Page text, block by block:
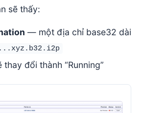
sẽ thấy:
— một địa chỉ base32 dài
đổi thành “Running”